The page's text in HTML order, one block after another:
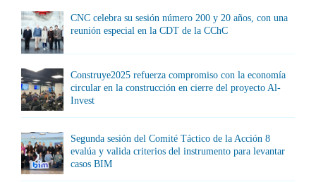
CNC celebra su sesión número 200 y 20 años, con una
reunión especial en la CDT de la CChC
Construye2025 refuerza compromiso con la economía
circular en la construcción en cierre del proyecto Al-
Invest
Segunda sesión del Comité Táctico de la Acción 8
evalúa y valida criterios del instrumento para levantar
casos BIM